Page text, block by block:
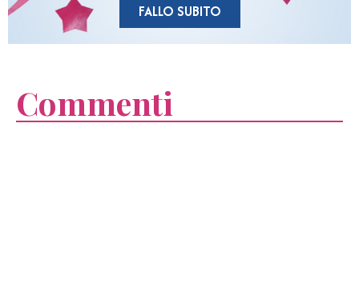
FALLO SUBITO
Commenti